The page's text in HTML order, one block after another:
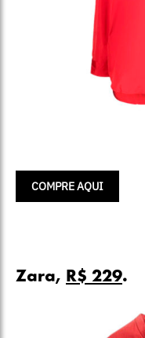
COMPRE AQUI
Zara, R$ 229.